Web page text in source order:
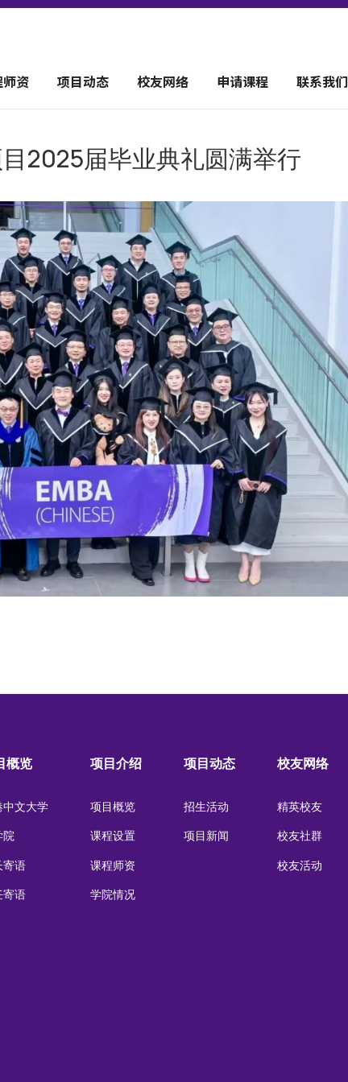
资 项目动态 校友网络 申请课程 联系我们
2025届毕业典礼圆满举行
概览
中文大学
院
寄语
寄语
项目介绍
项目概览
课程设置
课程师资
学院情况
项目动态
招生活动
项目新闻
校友网络
精英校友
校友社群
校友活动